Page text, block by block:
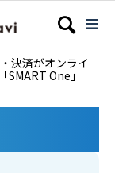
決済がオンライ
One」